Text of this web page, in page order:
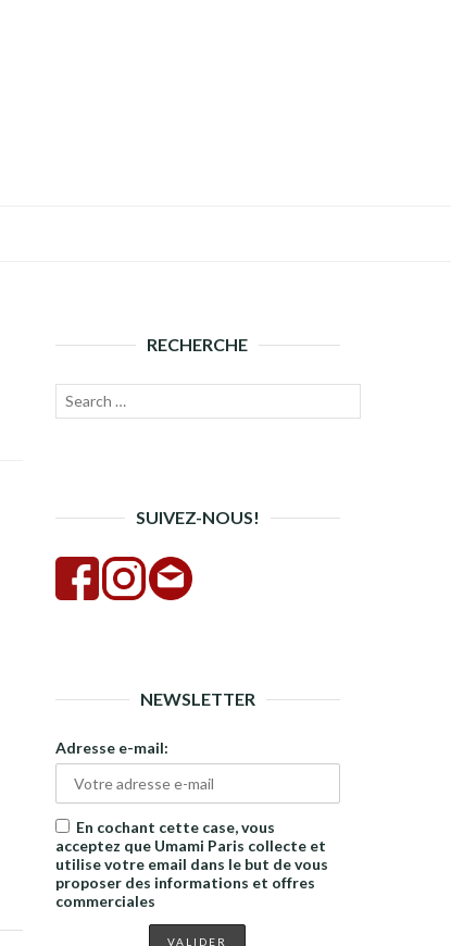
RECHERCHE
Recherche
SUIVEZ-NOUS!
NEWSLETTER
Adresse e-mail:
En cochant cette case, vous
acceptez que Umami Paris collecte et
utilise votre email dans le but de vous
proposer des informations et offres
commerciales